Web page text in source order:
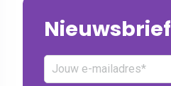
Nieuwsbrief